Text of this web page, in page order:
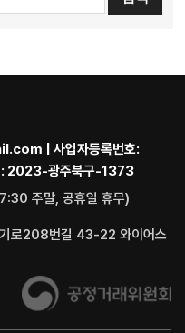
| 사업자등록번호:
2023-광주북구-1373
주말, 공휴일 휴무)
기로208번길 43-22 와이어스